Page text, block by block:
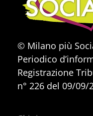
© Milano più
Periodico
Registrazione
n° 226 del 09/09/